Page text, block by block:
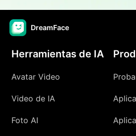
DreamFace
Herramientas de IA
Avatar Video
Video de IA
Foto AI